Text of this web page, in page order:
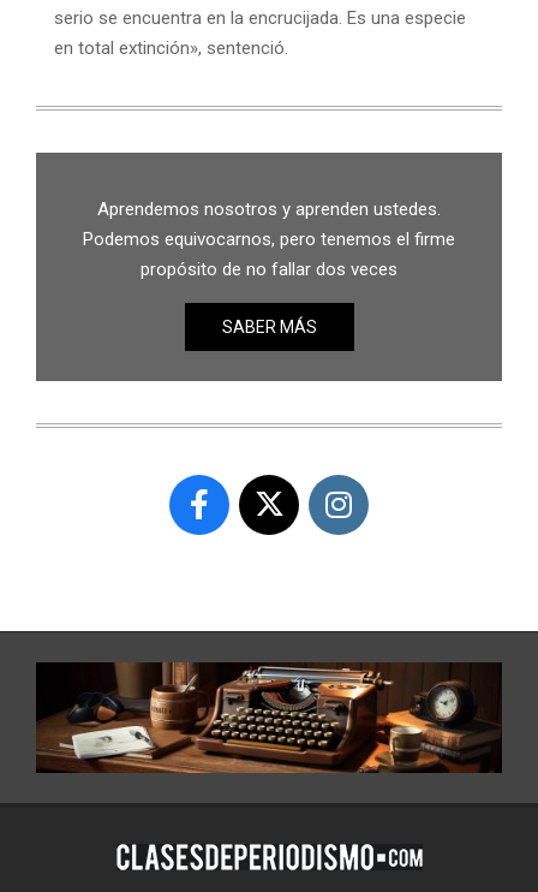
serio se encuentra en la encrucijada. Es una especie
en total extinción», sentenció.
Aprendemos nosotros y aprenden ustedes.
Podemos equivocarnos, pero tenemos el firme
propósito de no fallar dos veces
SABER MÁS